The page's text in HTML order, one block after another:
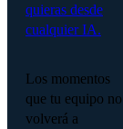
quieras desde
cualquier IA.
Los momentos
que tu equipo no
volverá a